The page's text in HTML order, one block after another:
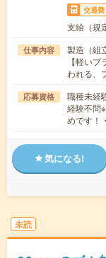
交通費
支給（規
仕事内容
製造（組
【軽い
われる、
応募資格
職種未経
経験不問
めです！
気になる!
未読